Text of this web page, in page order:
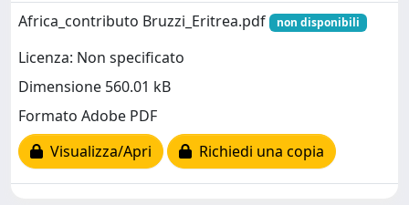
Africa_contributo Bruzzi_Eritrea.pdf
non disponibili
Licenza: Non specificato
Dimensione 560.01 kB
Formato Adobe PDF
Visualizza/Apri
Richiedi una copia